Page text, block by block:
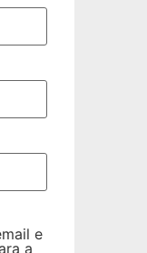
e
a